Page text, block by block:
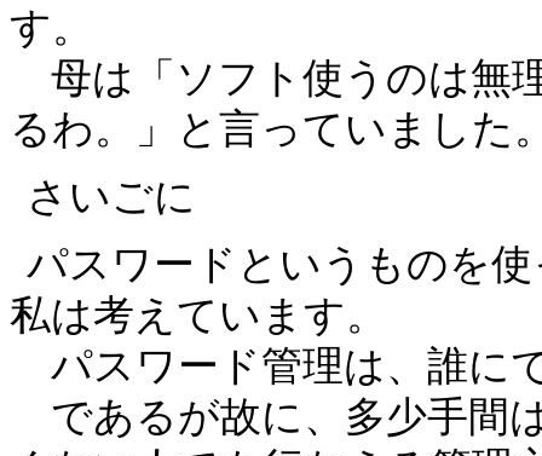
す。
母は「ソフト使うのは無
るわ。」と言っていました
さいごに
パスワードというものを
私は考えています。
パスワード管理は、誰に
であるが故に、多少手間